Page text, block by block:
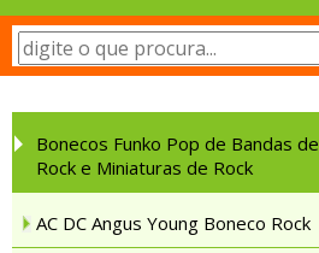
Bonecos Funko Pop de Bandas de
Rock e Miniaturas de Rock
AC DC Angus Young Boneco Rock